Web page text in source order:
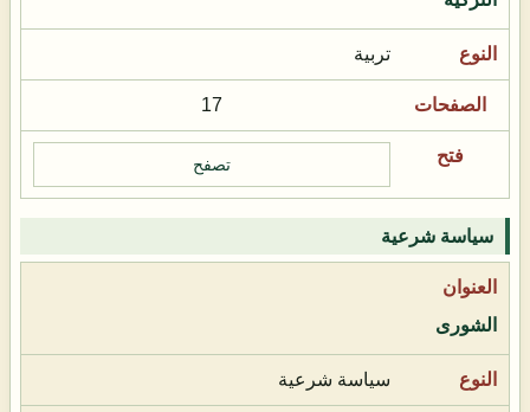
تربية
17
تصفح
سياسة شرعية
الشورى
سياسة شرعية